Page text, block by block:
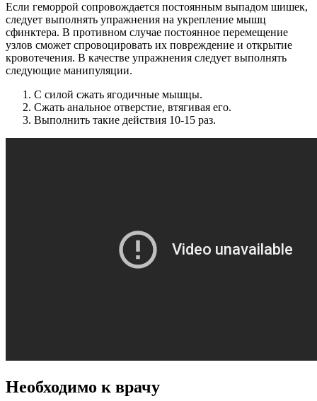
Если геморрой сопровождается постоянным выпадом шишек,
следует выполнять упражнения на укрепление мышц
сфинктера. В противном случае постоянное перемещение
узлов сможет спровоцировать их повреждение и открытие
кровотечения. В качестве упражнения следует выполнять
следующие манипуляции.
С силой сжать ягодичные мышцы.
Сжать анальное отверстие, втягивая его.
Выполнить такие действия 10-15 раз.
Необходимо к врачу